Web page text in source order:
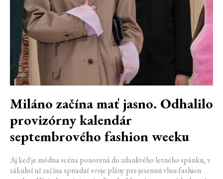
Miláno začína mať jasno. Odhalilo
provizórny kalendár
septembrového fashion weeku
Aj keď je módna scéna ponorená do zdanlivého letného spánku, v
zákulisí už začína spriadať svoje plány pre jesennú vlnu fashion